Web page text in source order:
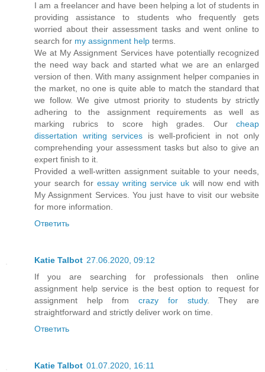
I am a freelancer and have been helping a lot of students in
providing assistance to students who frequently gets
worried about their assessment tasks and went online to
search for my assignment help terms.
We at My Assignment Services have potentially recognized
the need way back and started what we are an enlarged
version of then. With many assignment helper companies in
the market, no one is quite able to match the standard that
we follow. We give utmost priority to students by strictly
adhering to the assignment requirements as well as
marking rubrics to score high grades. Our cheap
dissertation writing services is well-proficient in not only
comprehending your assessment tasks but also to give an
expert finish to it.
Provided a well-written assignment suitable to your needs,
your search for essay writing service uk will now end with
My Assignment Services. You just have to visit our website
for more information.
Ответить
Katie Talbot 27.06.2020, 09:12
If you are searching for professionals then online
assignment help service is the best option to request for
assignment help fromcrazy for study. They are
straightforward and strictly deliver work on time.
Ответить
Katie Talbot 01.07.2020, 16:11